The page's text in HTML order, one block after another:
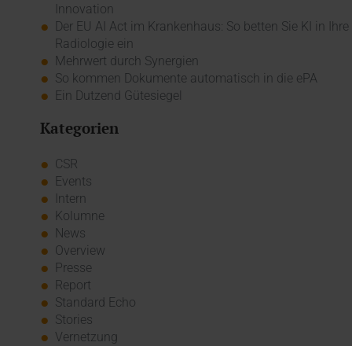
Innovation
Der EU AI Act im Krankenhaus: So betten Sie KI in Ihre
Radiologie ein
Mehrwert durch Synergien
So kommen Dokumente automatisch in die ePA
Ein Dutzend Gütesiegel
Kategorien
CSR
Events
Intern
Kolumne
News
Overview
Presse
Report
Standard Echo
Stories
Vernetzung